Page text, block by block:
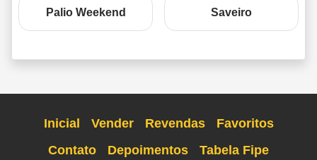
Palio Weekend Saveiro
Inicial Vender Revendas
Favoritos
Contato
Depoimentos
Tabela Fipe